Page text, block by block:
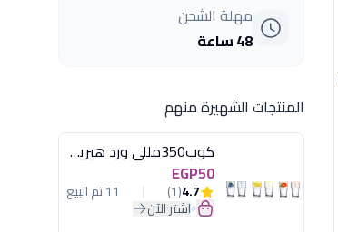
مهلة الشحن
48 ساعة
المنتجات الشهيرة منهم
كوب350مللى ورد هيريفين
EGP50
4.7
(1) 11 تم البيع
اشترِ الآن